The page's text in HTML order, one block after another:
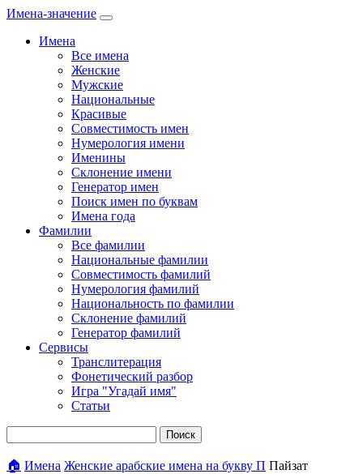
Имена-значение
Имена
Все имена
Женские
Мужские
Национальные
Красивые
Совместимость имен
Нумерология имени
Именины
Склонение имени
Генератор имен
Поиск имен по буквам
Имена года
Фамилии
Все фамилии
Национальные фамилии
Совместимость фамилий
Нумерология фамилий
Национальность по фамилии
Склонение фамилий
Генератор фамилий
Сервисы
Транслитерация
Фонетический разбор
Игра "Угадай имя"
Статьи
Поиск
🏠 Имена Женские арабские имена на букву П Пайзат